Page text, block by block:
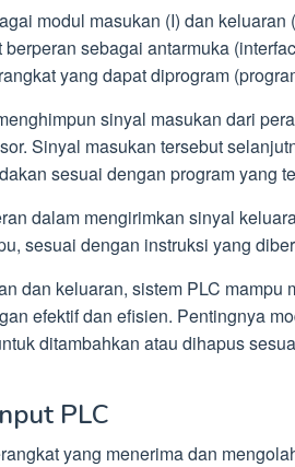
modul masukan (I) dan keluaran
sebagai antarmuka
yang dapat diprogram
sinyal masukan dari
Sinyal masukan tersebut
sesuai dengan program yang
dalam mengirimkan sinyal
sesuai dengan instruksi yang
dan keluaran, sistem PLC mampu
efektif dan efisien. Pentingnya
ditambahkan atau dihapus
PLC
yang menerima dan